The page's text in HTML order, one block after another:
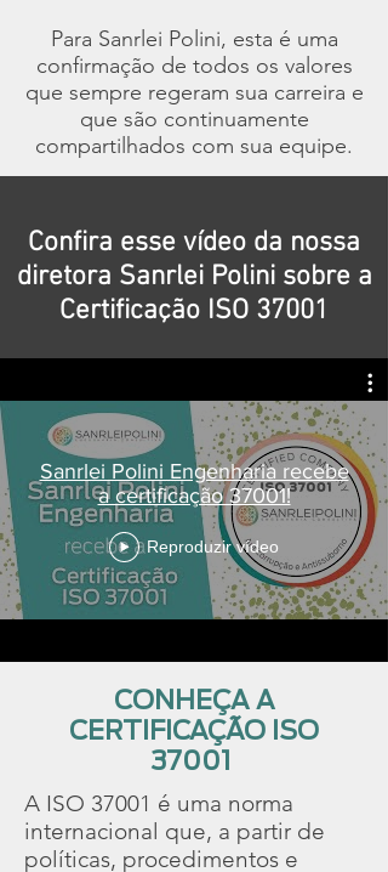
Para Sanrlei Polini, esta é uma
confirmação de todos os valores
que sempre regeram sua carreira e
que são continuamente
compartilhados com sua equipe.
Confira esse vídeo da nossa
diretora Sanrlei Polini sobre a
Certificação ISO 37001
Sanrlei Polini Engenharia recebe
a certificação 37001!
Reproduzir vídeo
CONHEÇA A
CERTIFICAÇÃO ISO
37001
A ISO 37001 é uma norma
internacional que, a partir de
políticas, procedimentos e